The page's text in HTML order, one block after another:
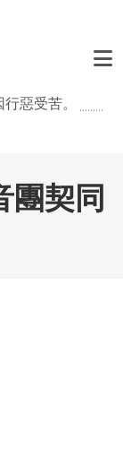
惡受苦。
.........
團契同